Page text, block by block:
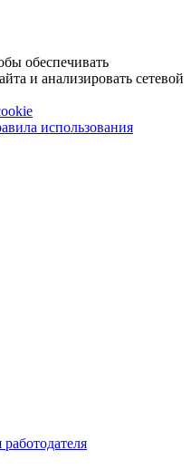
обеспечивать
и анализировать сетевой
использования